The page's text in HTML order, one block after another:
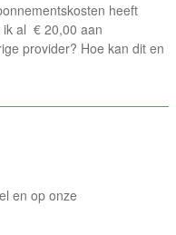
heeft
ik al € 20,00 aan
provider? Hoe kan dit en
en op onze